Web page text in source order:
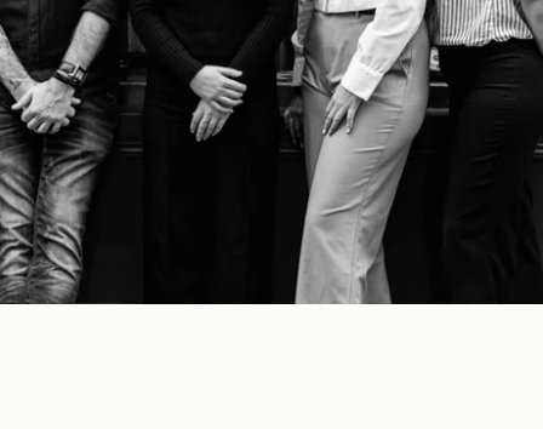
Het huis
De kamers & Suites
Onze partners
Onze Verplichtingen
Aanbiedingen & NieuwsToegang
Neem contact met ons op
Boek